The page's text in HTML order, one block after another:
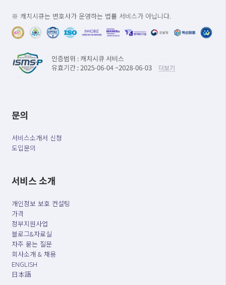
※ 캐치시큐는 변호사가 운영하는 법률 서비스가 아닙니다.
문의
서비스소개서 신청
도입문의
서비스 소개
개인정보 보호 컨설팅
가격
정부지원사업
블로그&자료실
자주 묻는 질문
회사소개 & 채용
ENGLISH
日本語